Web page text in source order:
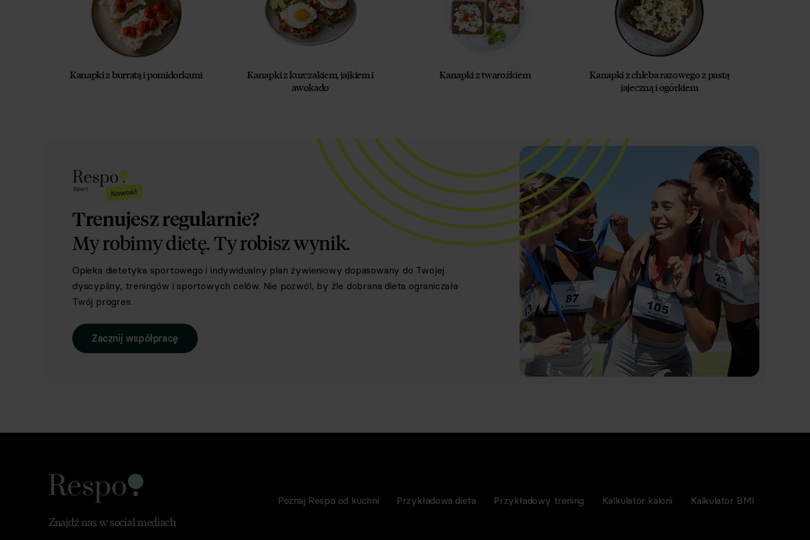
Kanapki z burratą i pomidorkami
Kanapki z kurczakiem, jajkiem i
awokado
Kanapki z twarożkiem
Kanapki z chleba razowego z pastą
jajeczną i ogórkiem
Trenujesz regularnie?
My robimy dietę.Ty robisz wynik.
Opieka dietetyka sportowego i indywidualny plan żywieniowy dopasowany do Twojej
dyscypliny, treningów i sportowych celów. Nie pozwól, by źle dobrana dieta ograniczała
Twój progres.
Zacznij współpracę
Poznaj Respo od kuchni Przykładowa dieta Przykładowy trening Kalkulator kalorii Kalkulator BMI
Znajdź nas w social mediach